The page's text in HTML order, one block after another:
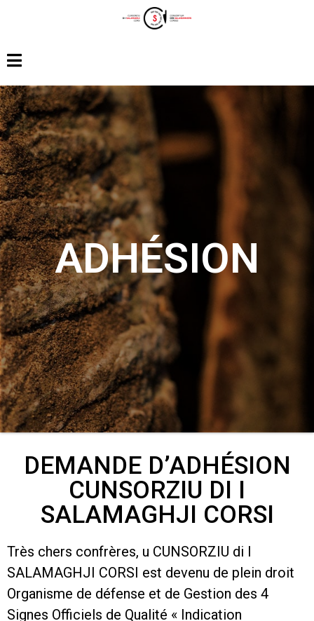
ADHÉSION
DEMANDE D’ADHÉSION
CUNSORZIU DI I
SALAMAGHJI CORSI
Très chers confrères, u CUNSORZIU di I
SALAMAGHJI CORSI est devenu de plein droit
Organisme de défense et de Gestion des 4
Signes Officiels de Qualité « Indication